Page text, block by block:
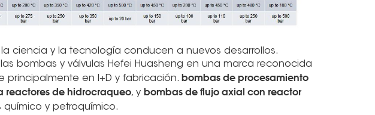
ciencia y la tecnología conducen a nuevos desarrollos.
bombas y válvulas Hefei Huasheng en una marca reconocida
principalmente en I+D y fabricación. bombas de procesamiento
de hidrocraqueo, y bombas de flujo axial con reactor
y petroquímico.